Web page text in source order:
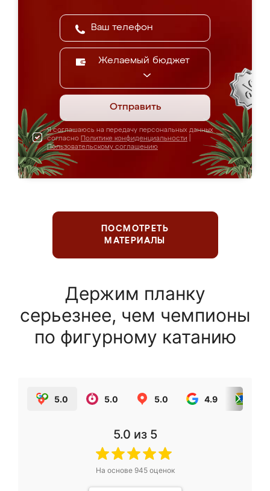
Желаемый бюджет
Отправить
Я соглашаюсь на передачу персональных данных
согласно Политике конфиденциальности
Пользовательскому соглашению
ПОСМОТРЕТЬ
МАТЕРИАЛЫ
Держим планку
серьезнее, чем чемпионы
по фигурному катанию
5.0 5.0 5.0 4.9
5.0 из 5
На основе 945оценок